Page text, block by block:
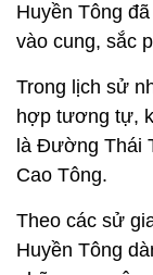
Huyền Tông
vào cung, sắc
Trong lịch sử
hợp tương tự,
là Đường Thái
Cao Tông.
Theo các sử
Huyền Tông